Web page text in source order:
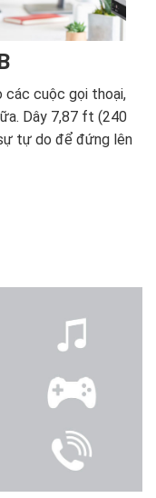
các cuộc gọi thoại,
Dây 7,87 ft (240
tự do để đứng lên